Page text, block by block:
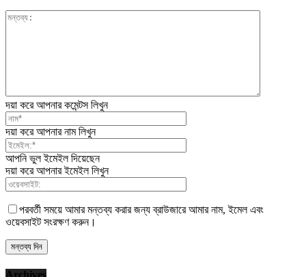
দয়া করে আপনার কমেন্টস লিখুন
দয়া করে আপনার নাম লিখুন
আপনি ভুল ইমেইল দিয়েছেন
দয়া করে আপনার ইমেইল লিখুন
পরবর্তী সময়ে আমার মন্তব্য করার জন্য ব্রাউজারে আমার নাম, ইমেল এবং
ওয়েবসাইট সংরক্ষণ করুন।
Archives